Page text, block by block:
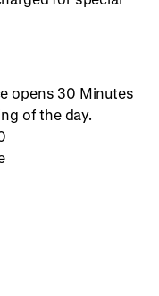
opens 30 Minutes
of the day.